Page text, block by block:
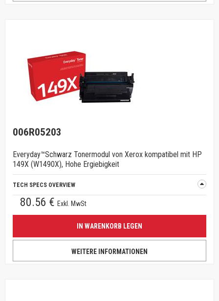
006R05203
Everyday™Schwarz Tonermodul von Xerox kompatibel mit HP
149X (W1490X), Hohe Ergiebigkeit
TECH SPECS OVERVIEW
80.56 € Exkl. MwSt
IN WARENKORB LEGEN
WEITERE INFORMATIONEN